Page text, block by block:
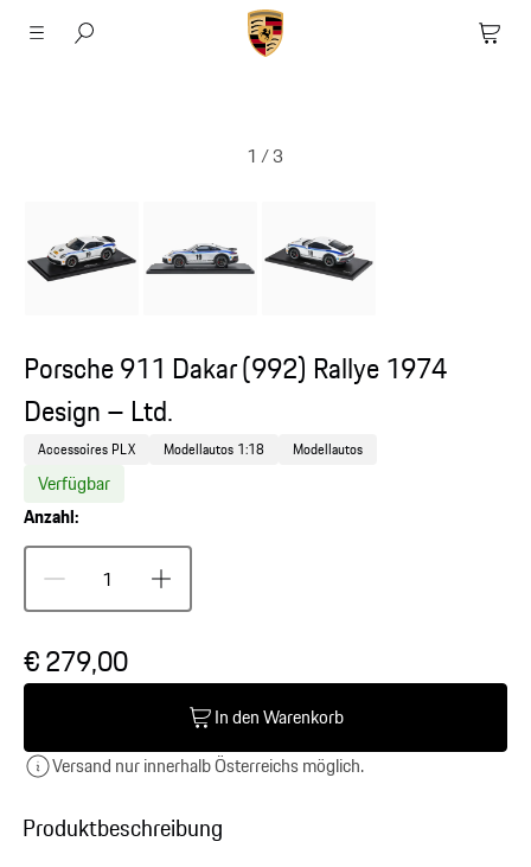
1 /3
Produktbeschreibung
Porsche 911 Dakar (992) Rallye 1974
Design – Ltd.
Accessoires PLX Modellautos 1:18 Modellautos
Verfügbar
Anzahl:
€ 279,00
In den Warenkorb
Versand nur innerhalb Österreichs möglich.